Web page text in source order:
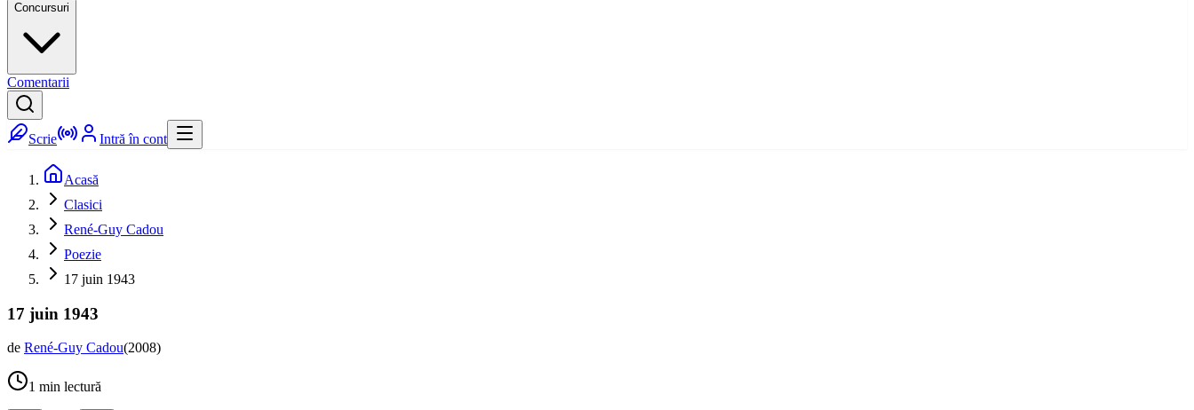
Concursuri
Comentarii
Scrie Intră în cont
Acasă
Clasici
René-Guy Cadou
Poezie
17 juin 1943
17 juin 1943
de René-Guy Cadou(2008)
1 min lectură